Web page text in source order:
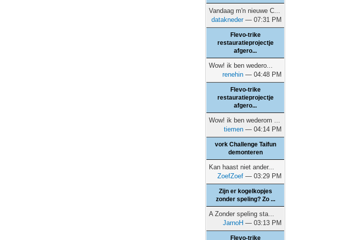
Vandaag m'n nieuwe C...
datakneder— 07:31 PM
Flevo-trike
restauratieprojectje
afgero...
Wow! ik ben wedero...
renehin — 04:48 PM
Flevo-trike
restauratieprojectje
afgero...
Wow! ik ben wederom ...
tiemen — 04:14 PM
vork Challenge Taifun
demonteren
Kan haast niet ander...
ZoefZoef — 03:29 PM
Zijn er kogelkopjes
zonder speling? Zo ...
A Zonder speling sta...
JarnoH — 03:13 PM
Flevo-trike